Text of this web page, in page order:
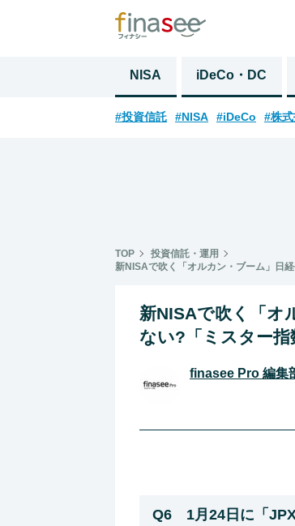
NISA iDeCo・DC
#投資信託 #NISA #iDeCo #株
TOP
投資信託・運用
新NISAで吹く「オルカン・ブーム」日
新NISAで吹く「オ
ない?「ミスター指
finasee Pro 編集
Q6 1月24日に「JPX